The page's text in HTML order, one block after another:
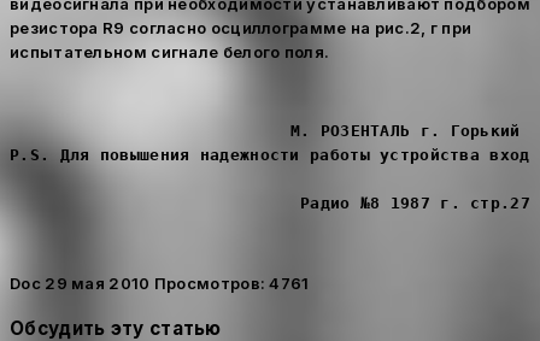
видеосигнала при необходимости устанавливают подбором
резистора R9 согласно осциллограмме на рис.2, г при
испытательном сигнале белого поля.
М. РОЗЕНТАЛЬ г. Горький
P.S. Для повышения надежности работы устройства
Радио №8 1987 г. стр.27
Doc 29 мая 2010 Просмотров: 4761
Обсудить эту статью